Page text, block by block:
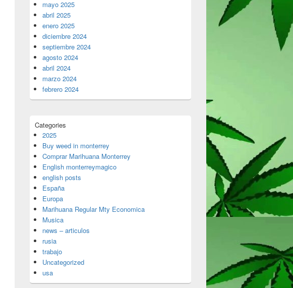
mayo 2025
abril 2025
enero 2025
diciembre 2024
septiembre 2024
agosto 2024
abril 2024
marzo 2024
febrero 2024
Categories
2025
Buy weed in monterrey
Comprar Marihuana Monterrey
English monterreymagico
english posts
España
Europa
Marihuana Regular Mty Economica
Musica
news – articulos
rusia
trabajo
Uncategorized
usa